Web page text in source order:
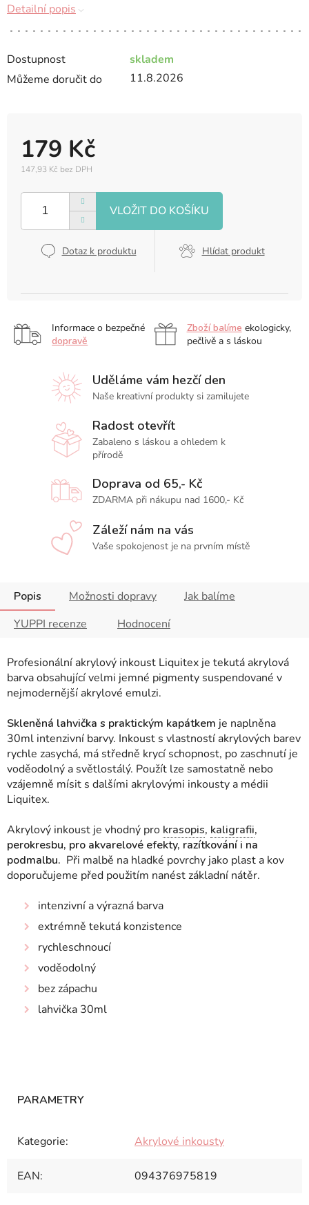
Dostupnost
skladem
Můžeme doručit do
11.8.2026
179 Kč
147,93 Kč bez DPH
cena:
Dotaz k produktu Hlídat produkt
Detailní popis
Informace o bezpečné
dopravě
Zboží balíme ekologicky,
pečlivě a s láskou
Uděláme vám hezčí den
Naše kreativní produkty si zamilujete
Radost otevřít
Zabaleno s láskou a ohledem k
přírodě
Doprava od 65,- Kč
ZDARMA při nákupu nad 1600,- Kč
Záleží nám na vás
Vaše spokojenost je na prvním místě
Popis Možnosti dopravy
Jak balíme
YUPPI recenze
Hodnocení
Profesionální akrylový inkoust Liquitex je tekutá akrylová
barva obsahující velmi jemné pigmenty suspendované v
nejmodernější akrylové emulzi.
Skleněná lahvička s praktickým kapátkem je naplněna
30ml intenzivní barvy. Inkoust s vlastností akrylových barev
rychle zasychá, má středně krycí schopnost, po zaschnutí je
voděodolný a světlostálý. Použít lze samostatně nebo
vzájemně mísit s dalšími akrylovými inkousty a médii
Liquitex.
Akrylový inkoust je vhodný pro krasopis, kaligrafii,
perokresbu, pro akvarelové efekty, razítkování i na
podmalbu. Při malbě na hladké povrchy jako plast a kov
doporučujeme před použitím nanést základní nátěr.
intenzivní a výrazná barva
extrémně tekutá konzistence
rychleschnoucí
voděodolný
bez zápachu
lahvička 30ml
Kategorie: Akrylové inkousty
EAN: 094376975819